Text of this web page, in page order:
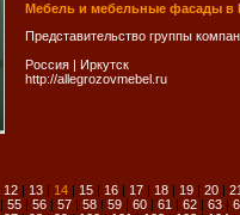
Мебель и мебельные фасады в
Представительство группы
Россия | Иркутск
http://allegrozovmebel.ru
12| 13| 14| 15| 16| 17| 18| 19| 20| 21
| 55 | 56 | 57 | 58 | 59 | 60 | 61 | 62 | 63 |